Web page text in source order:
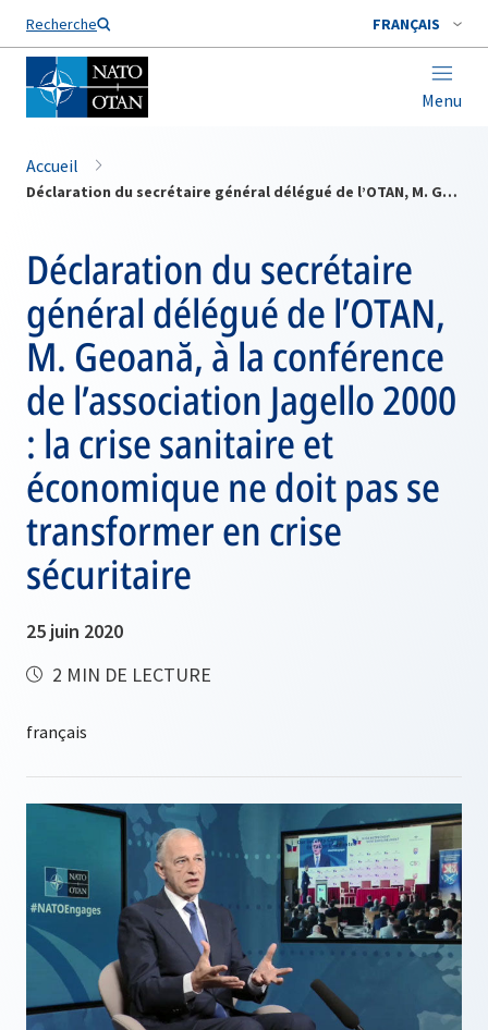
Recherche FRANÇAIS
Menu
Nom de famille*
Accueil
Déclaration du secrétaire général délégué de l’OTAN, M. Geoană, à la conférence de l’association Jagello 2000 : la crise sanitaire et économique ne doit pas se transformer en crise sécuritaire
Déclaration du secrétaire
général délégué de l’OTAN,
M. Geoană, à la conférence
de l’association Jagello 2000
: la crise sanitaire et
économique ne doit pas se
transformer en crise
sécuritaire
25 juin 2020
2 MIN DE LECTURE